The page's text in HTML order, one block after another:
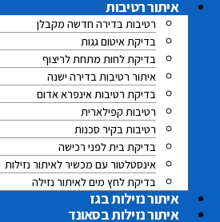
איתור רטיבות
רטיבות בדירה חדשה מקבלן
בדיקת איטום גגות
בדיקת לחות מתחת לריצוף
איתור רטיבות בדירה ישנה
בדיקת רטיבות אינפרא אדום
רטיבות קפילארית
רטיבות בקיר סכנות
בדיקת בית לפני רכישה
אינסטלטור עם מכשיר לאיתור נזילות
בדיקת לחץ מים לאיתור נזילה
איתור נזילות בגז
איתור נזילות בסאונד